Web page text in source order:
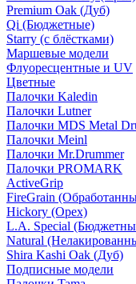
Premium Oak (Дуб)
Qi (Бюджетные)
Starry (с блёстками)
Маршевые модели
Флуоресцентные и UV
Цветные
Палочки Kaledin
Палочки Lutner
Палочки MDS Metal
Палочки Meinl
Палочки Mr.Drummer
Палочки PROMARK
ActiveGrip
FireGrain
Hickory (Орех)
L.A. Special
Natural
Shira Kashi Oak (Дуб)
Подписные модели